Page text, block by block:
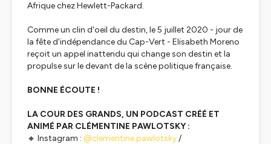
Afrique chez Hewlett-Packard.
Comme un clin d'oeil du destin, le 5 juillet 2020 - jour de
la fête d'indépendance du Cap-Vert - Elisabeth Moreno
reçoit un appel inattendu qui change son destin et la
propulse sur le devant de la scène politique française.
BONNE ÉCOUTE !
LA COUR DES GRANDS, UN PODCAST CRÉÉ ET
ANIMÉ PAR CLÉMENTINE PAWLOTSKY :
🔸 Instagram : @clementine.pawlotsky/